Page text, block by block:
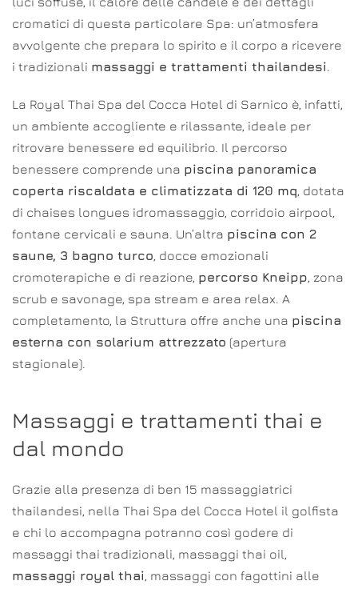
cromatici di questa particolare Spa: un’atmosfera
avvolgente che prepara lo spirito e il corpo a ricevere
i tradizionali massaggi e trattamenti thailandesi.
La Royal Thai Spa del Cocca Hotel di Sarnico è, infatti,
un ambiente accogliente e rilassante, ideale per
ritrovare benessere ed equilibrio. Il percorso
benessere comprende una piscina panoramica
coperta riscaldata e climatizzata di 120 mq, dotata
di chaises longues idromassaggio, corridoio airpool,
fontane cervicali e sauna. Un’altra piscina con 2
saune, 3 bagno turco, docce emozionali
cromoterapiche e di reazione, percorso Kneipp, zona
scrub e savonage, spa stream e area relax. A
completamento, la Struttura offre anche una piscina
esterna con solarium attrezzato (apertura
stagionale).
Massaggi e trattamenti thai e
dal mondo
Grazie alla presenza di ben 15 massaggiatrici
thailandesi, nella Thai Spa del Cocca Hotel il golfista
e chi lo accompagna potranno così godere di
massaggi thai tradizionali, massaggi thai oil,
massaggi royal thai, massaggi con fagottini alle